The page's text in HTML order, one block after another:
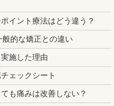
イント療法はどう違う？
的な矯正との違い
施した理由
ェックシート
も痛みは改善しない？